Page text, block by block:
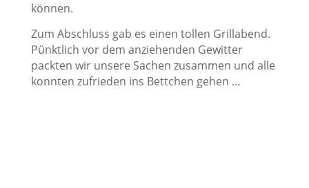
können.
Zum Abschluss gab es einen tollen Grillabend.
Pünktlich vor dem anziehenden Gewitter
packten wir unsere Sachen zusammen und alle
konnten zufrieden ins Bettchen gehen …